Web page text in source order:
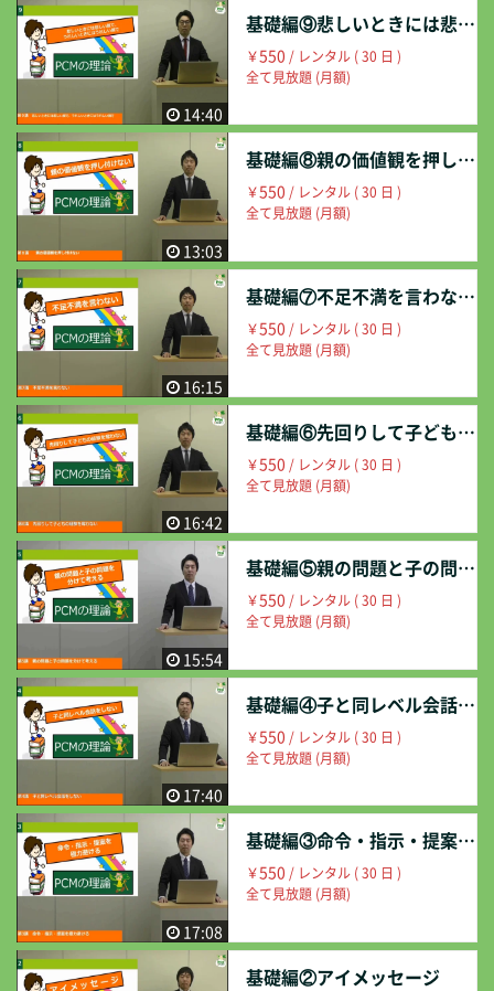
14:40
基礎編⑨悲しいときには悲しい顔で、うれしいときにはうれしい顔で
￥550 / レンタル ( 30 日 )
全て見放題 (月額)
13:03
基礎編⑧親の価値観を押し付けない
￥550 / レンタル ( 30 日 )
全て見放題 (月額)
16:15
基礎編⑦不足不満を言わない
￥550 / レンタル ( 30 日 )
全て見放題 (月額)
16:42
基礎編⑥先回りして子どもの経験を奪わない
￥550 / レンタル ( 30 日 )
全て見放題 (月額)
15:54
基礎編⑤親の問題と子の問題を分けて考える
￥550 / レンタル ( 30 日 )
全て見放題 (月額)
17:40
基礎編④子と同レベル会話をしない
￥550 / レンタル ( 30 日 )
全て見放題 (月額)
17:08
基礎編③命令・指示・提案を極力避ける
￥550 / レンタル ( 30 日 )
全て見放題 (月額)
基礎編②アイメッセージ